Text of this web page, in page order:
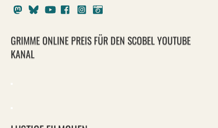
MastodonBlueskyYoutubeFacebookInstagram
GRIMME ONLINE PREIS FÜR DEN SCOBEL YOUTUBE
KANAL